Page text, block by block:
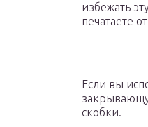
избежать
печатаете
Если вы
скобки.